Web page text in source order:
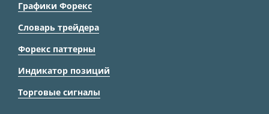
Графики Форекс
Словарь трейдера
Форекс паттерны
Индикатор позиций
Торговые сигналы